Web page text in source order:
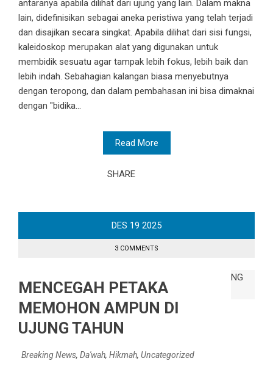
antaranya apabila dilihat dari ujung yang lain. Dalam makna
lain, didefinisikan sebagai aneka peristiwa yang telah terjadi
dan disajikan secara singkat. Apabila dilihat dari sisi fungsi,
kaleidoskop merupakan alat yang digunakan untuk
membidik sesuatu agar tampak lebih fokus, lebih baik dan
lebih indah. Sebahagian kalangan biasa menyebutnya
dengan teropong, dan dalam pembahasan ini bisa dimaknai
dengan "bidika...
Read More
SHARE
DES 19 2025
3 COMMENTS
MENCEGAH PETAKA
MEMOHON AMPUN DI
UJUNG TAHUN
Breaking News, Da'wah, Hikmah, Uncategorized